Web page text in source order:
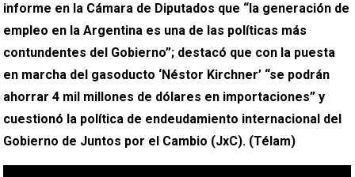
informe en la Cámara de Diputados que “la generación de
empleo en la Argentina es una de las políticas más
contundentes del Gobierno”; destacó que con la puesta
en marcha del gasoducto ‘Néstor Kirchner’ “se podrán
ahorrar 4 mil millones de dólares en importaciones” y
cuestionó la política de endeudamiento internacional del
Gobierno de Juntos por el Cambio (JxC). (Télam)